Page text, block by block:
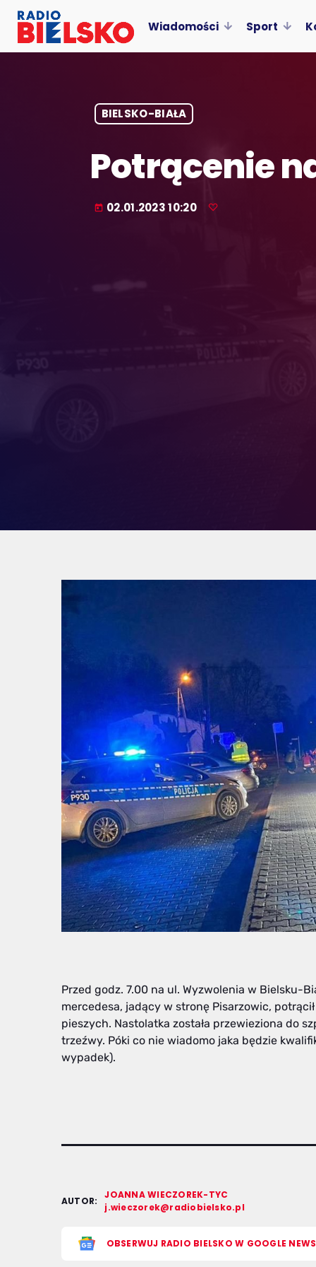
Wiadomości Sport
BIELSKO-BIAŁA
Potrącenie
today 02.01.2023 10:20
Przed godz. 7.00 na ul. Wyzwolenia w Bielsku-
mercedesa, jadący w stronę Pisarzowic,
pieszych. Nastolatka została przewieziona do
trzeźwy. Póki co nie wiadomo jaka będzie
wypadek).
AUTOR:
JOANNA WIECZOREK-TYC
j.wieczorek@radiobielsko.pl
OBSERWUJ RADIO BIELSKO W GOOGLE NEWS